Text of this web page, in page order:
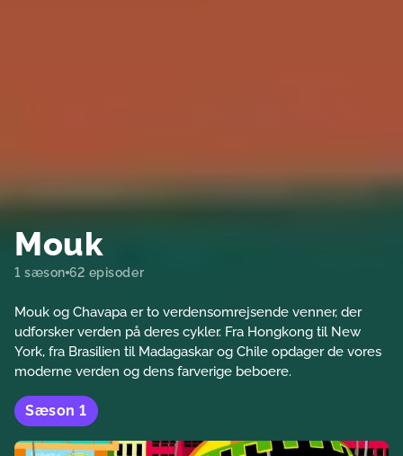
Mouk
1 sæson 62 episoder
Mouk og Chavapa er to verdensomrejsende venner, der
udforsker verden på deres cykler. Fra Hongkong til New
York, fra Brasilien til Madagaskar og Chile opdager de vores
moderne verden og dens farverige beboere.
Sæson 1